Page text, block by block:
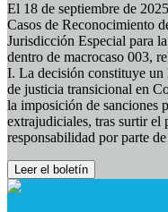
El 18 de septiembre de
Casos de Reconocimiento
Jurisdicción Especial para
dentro de macrocaso 003,
I. La decisión constituye
de justicia transicional en
la imposición de sanciones
extrajudiciales, tras surtir el
responsabilidad por parte
Leer el boletín